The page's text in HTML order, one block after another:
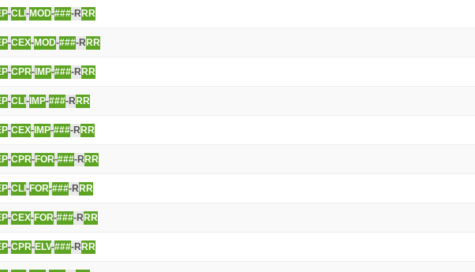
-CLI -MOD-###-R RR
-CEX-MOD-###-R RR
-CPR- IMP-###-R RR
-CLI - IMP-###-R RR
-CEX- IMP-###-R RR
-CPR-FOR-###-R RR
-CLI -FOR-###-R RR
-CEX-FOR-###-R RR
-CPR-ELV-###-R RR